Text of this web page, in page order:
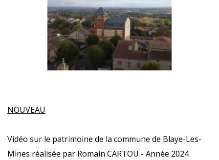
NOUVEAU
Vidéo sur le patrimoine de la commune de Blaye-Les-
Mines réalisée par Romain CARTOU - Année 2024